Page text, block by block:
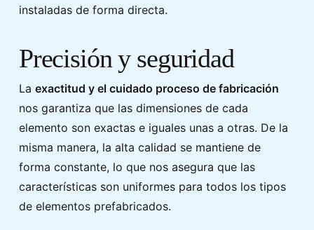
instaladas de forma directa.
Precisión y seguridad
La exactitud y el cuidado proceso de fabricación
nos garantiza que las dimensiones de cada
elemento son exactas e iguales unas a otras. De la
misma manera, la alta calidad se mantiene de
forma constante, lo que nos asegura que las
características son uniformes para todos los tipos
de elementos prefabricados.